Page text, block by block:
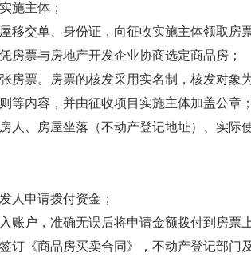
施主体；
移交单、身份证，向征收实施主体领取房
房票与房地产开发企业协商选定商品房；
房票。房票的核发采用实名制，核发对
等内容，并由征收项目实施主体加盖公章；
人、房屋坐落（不动产登记地址）、实
人申请拨付资金；
账户，准确无误后将申请金额拨付到房票
订《商品房买卖合同》，不动产登记部门